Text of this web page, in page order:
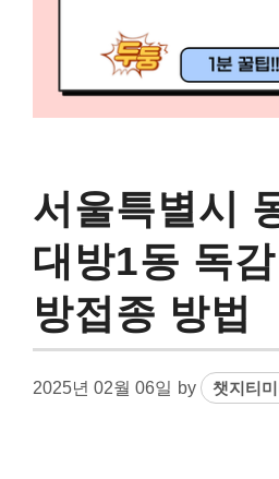
서울특별시
대방1동 독
방접종 방법
2025년 02월 06일 by 챗지티미